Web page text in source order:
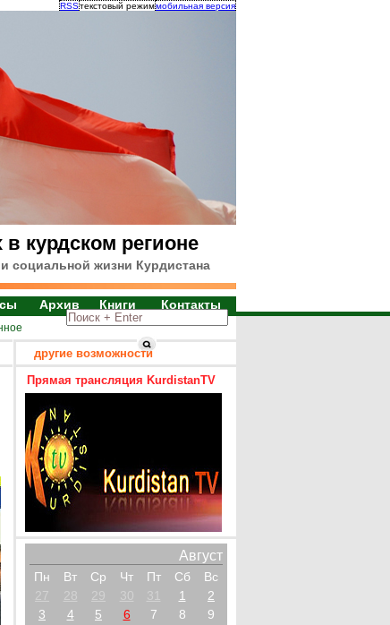
RSSтекстовый режиммобильная версия
курдском регионе
социальной жизни Курдистана
Архив Книги Контакты
другие возможности
Прямая трансляция KurdistanTV
Август
Пн Вт Ср Чт Пт Сб
Вс
27
28 29 30 31 1
2
3
4 5 6 7 8
9